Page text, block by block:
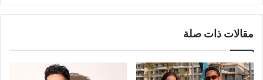
مقالات ذات صلة